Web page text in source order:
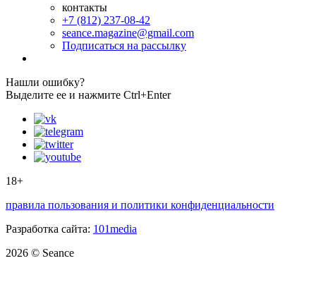
контакты
+7 (812) 237-08-42
seance.magazine@gmail.com
Подписаться на рассылку
Нашли ошибку?
Выделите ее и нажмите Ctrl+Enter
18+
правила пользования и политики конфиденциальности
Разработка сайта: 101media
2026 © Seance